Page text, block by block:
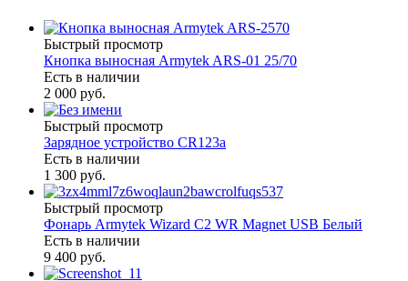
Быстрый просмотр
Кнопка выносная Armytek ARS-01 25/70
Есть в наличии
2 000 руб.
Быстрый просмотр
Зарядное устройство CR123a
Есть в наличии
1 300 руб.
Быстрый просмотр
Фонарь Armytek Wizard C2 WR Magnet USB Белый
Есть в наличии
9 400 руб.